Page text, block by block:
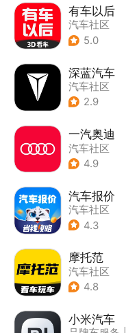
有车以后
汽车社区
5.0
深蓝汽车
汽车社区
2.9
一汽奥迪
汽车社区
4.9
汽车报价
汽车社区
4.3
摩托范
汽车社区
4.8
小米汽车